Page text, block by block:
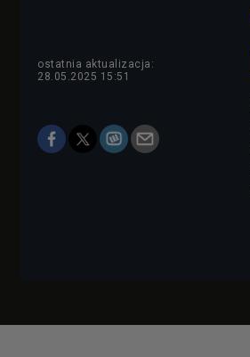
ostatnia aktualizacja:
28.05.2025 15:51